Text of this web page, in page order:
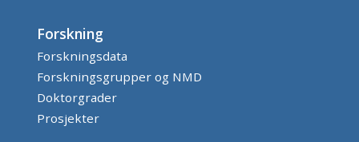
Forskning
Forskningsdata
Forskningsgrupper og NMD
Doktorgrader
Prosjekter